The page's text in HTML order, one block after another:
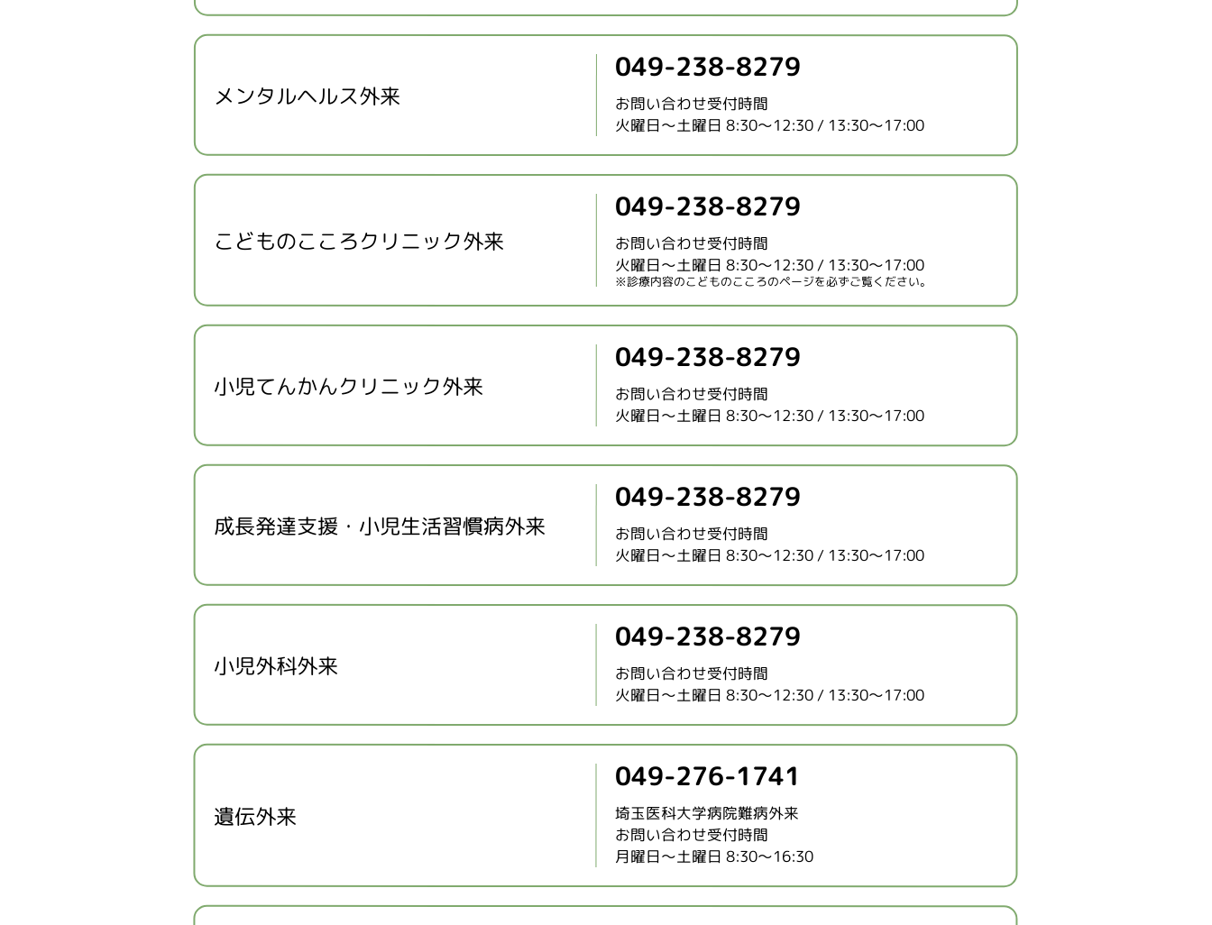
メンタルヘルス外来
049-238-8279
お問い合わせ受付時間
火曜日～土曜日 8:30～12:30 / 13:30～17:00
こどものこころクリニック外来
049-238-8279
お問い合わせ受付時間
火曜日～土曜日 8:30～12:30 / 13:30～17:00
※診療内容のこどものこころのページを必ずご覧ください。
小児てんかんクリニック外来
049-238-8279
お問い合わせ受付時間
火曜日～土曜日 8:30～12:30 / 13:30～17:00
成長発達支援・小児生活習慣病外来
049-238-8279
お問い合わせ受付時間
火曜日～土曜日 8:30～12:30 / 13:30～17:00
小児外科外来
049-238-8279
お問い合わせ受付時間
火曜日～土曜日 8:30～12:30 / 13:30～17:00
遺伝外来
049-276-1741
埼玉医科大学病院難病外来
お問い合わせ受付時間
月曜日～土曜日 8:30～16:30